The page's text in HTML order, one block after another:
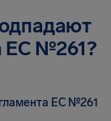
EC №261?
ЕС №261